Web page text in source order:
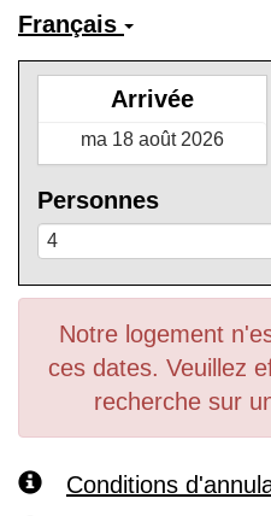
Français
Arrivée
Personnes
Notre logement
ces dates. Veuillez
recherche sur
Conditions